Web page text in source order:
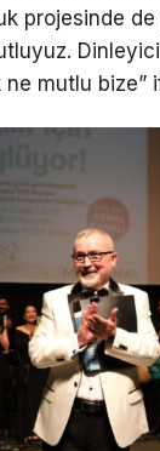
projesinde de
mutlu bize”